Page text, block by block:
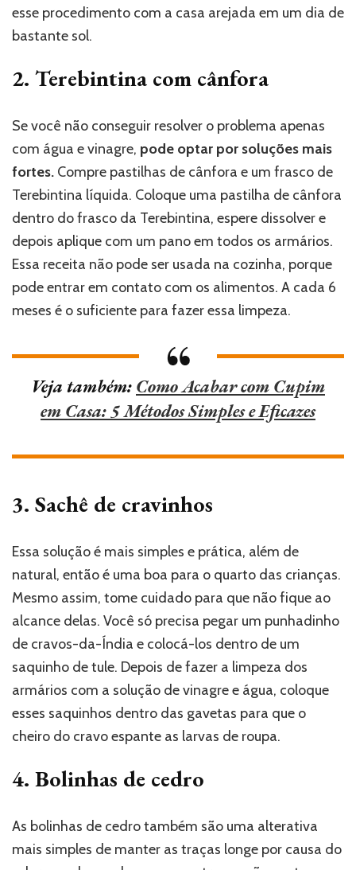
esse procedimento com a casa arejada em um dia de
bastante sol.
2. Terebintina com cânfora
Se você não conseguir resolver o problema apenas
com água e vinagre, pode optar por soluções mais
fortes. Compre pastilhas de cânfora e um frasco de
Terebintina líquida. Coloque uma pastilha de cânfora
dentro do frasco da Terebintina, espere dissolver e
depois aplique com um pano em todos os armários.
Essa receita não pode ser usada na cozinha, porque
pode entrar em contato com os alimentos. A cada 6
meses é o suficiente para fazer essa limpeza.
Veja também: Como Acabar com Cupim
em Casa: 5 Métodos Simples e Eficazes
3. Sachê de cravinhos
Essa solução é mais simples e prática, além de
natural, então é uma boa para o quarto das crianças.
Mesmo assim, tome cuidado para que não fique ao
alcance delas. Você só precisa pegar um punhadinho
de cravos-da-Índia e colocá-los dentro de um
saquinho de tule. Depois de fazer a limpeza dos
armários com a solução de vinagre e água, coloque
esses saquinhos dentro das gavetas para que o
cheiro do cravo espante as larvas de roupa.
4. Bolinhas de cedro
As bolinhas de cedro também são uma alterativa
mais simples de manter as traças longe por causa do